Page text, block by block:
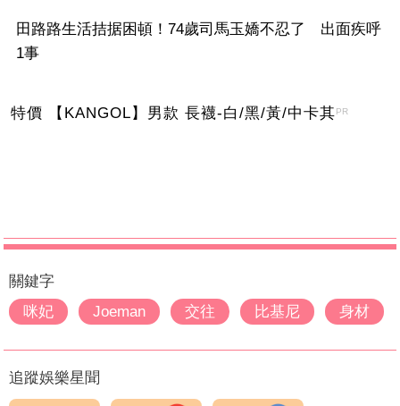
田路路生活拮据困頓！74歲司馬玉嬌不忍了 出面疾呼
1事
特價 【KANGOL】男款 長襪-白/黑/黃/中卡其PR
關鍵字
咪妃
Joeman 交往 比基尼 身材
追蹤娛樂星聞